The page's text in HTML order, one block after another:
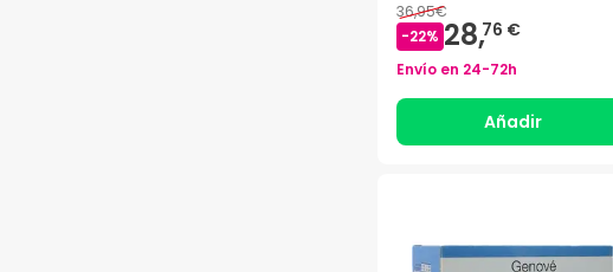
36,95€
-22% 28,76 €
Envío en 24-72h
Añadir